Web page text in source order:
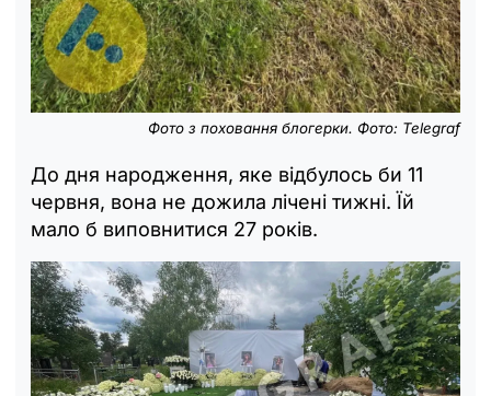
Фото з поховання блогерки. Фото: Telegraf
До дня народження, яке відбулось би 11
червня, вона не дожила лічені тижні. Їй
мало б виповнитися 27 років.